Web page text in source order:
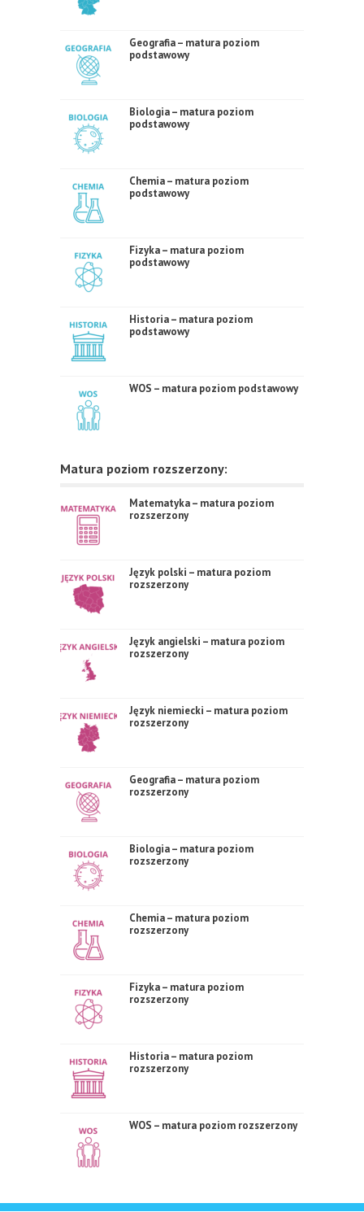
Geografia – matura poziom
podstawowy
Biologia – matura poziom
podstawowy
Chemia – matura poziom
podstawowy
Fizyka – matura poziom
podstawowy
Historia – matura poziom
podstawowy
WOS – matura poziom podstawowy
Matura poziom rozszerzony:
Matematyka – matura poziom
rozszerzony
Język polski – matura poziom
rozszerzony
Język angielski – matura poziom
rozszerzony
Język niemiecki – matura poziom
rozszerzony
Geografia – matura poziom
rozszerzony
Biologia – matura poziom
rozszerzony
Chemia – matura poziom
rozszerzony
Fizyka – matura poziom
rozszerzony
Historia – matura poziom
rozszerzony
WOS – matura poziom rozszerzony